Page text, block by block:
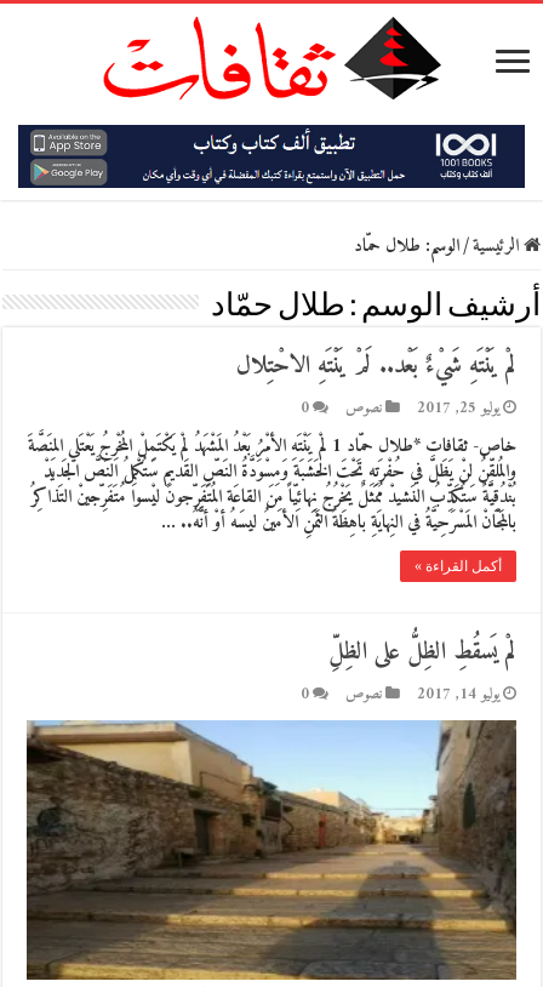
الرئيسية/الوسم: طلال حمّاد
أرشيف الوسم : طلال حمّاد
لمْ يَنْتَهِ شَيْءٌ بَعْد.. لَمْ يَنْتَهِ الاحْتِلال
يوليو 25, 2017 نصوص 0
خاص- ثقافات *طلال حمّاد 1 لمْ يَنْتَهِ الأمْرُ بَعْدُ المَشْهَدُ لمْ يَكْتَمِلْ المُخْرِجُ يَعْتَلي المِنَصَّةَ
والمُلقِّنُ لنْ يَظَلَّ في حُفْرَتِهِ تَحْتَ الخَشَبَة وَمِسْوَدَّةُ النَصِّ القَديمِ سَتُكْمِلُ النَصَّ الجَديدْ
بُنْدُقِيَّةٌ سَتُكَذِّبُ النَشيدْ مُمَثلٌ يَخْرُجُ نِهائِيّاً مِنَ القاعَة المُتَفَرِّجونَ ليْسوا مُتَفَرِّجينْ التَذاكِرُ
بالمَجّانْ المَسْرَحِيَّةُ في النِهايَةِ باهِظَةُ الثَمَنِ الأمينُ ليسَهُ أوْ أنًّهُ.. …
أكمل القراءة »
لمْ يَسقُطِ الظِلُّ على الظِلِّ
يوليو 14, 2017 نصوص 0